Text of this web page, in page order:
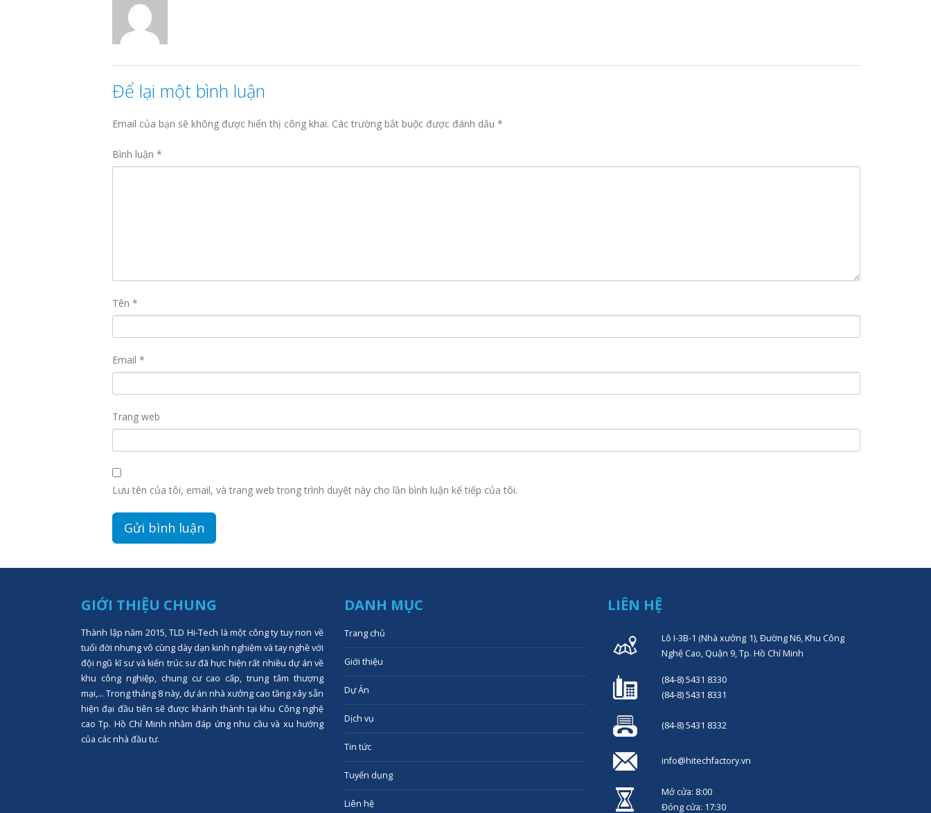
Để lại một bình luận
Email của bạn sẽ không được hiển thị công khai. Các trường bắt buộc được đánh dấu *
Bình luận *
Tên *
Email *
Trang web
Lưu tên của tôi, email, và trang web trong trình duyệt này cho lần bình luận kế tiếp của tôi.
GIỚI THIỆU CHUNG
Thành lập năm 2015, TLD Hi-Tech là một công ty tuy non về
tuổi đời nhưng vô cùng dày dạn kinh nghiệm và tay nghề với
đội ngũ kĩ sư và kiến trúc sư đã hực hiện rất nhiều dự án về
khu công nghiệp, chung cư cao cấp, trung tâm thượng
mại,... Trong tháng 8 này, dự án nhà xưởng cao tầng xây sẵn
hiện đại đầu tiên sẽ được khánh thành tại khu Công nghệ
cao Tp. Hồ Chí Minh nhằm đáp ứng nhu cầu và xu hướng
của các nhà đầu tư.
DANH MỤC
Trang chủ
Giới thiệu
Dự Án
Dịch vụ
Tin tức
Tuyển dụng
Liên hệ
LIÊN HỆ
Lô I-3B-1 (Nhà xưởng 1), Đường N6, Khu Công
Nghệ Cao, Quận 9, Tp. Hồ Chí Minh
(84-8) 5431 8330
(84-8) 5431 8331
(84-8) 5431 8332
info@hitechfactory.vn
Mở cửa: 8:00
Đóng cửa: 17:30